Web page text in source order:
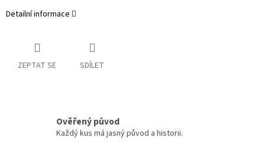
Detailní informace
ZEPTAT SE SDÍLET
Ověřený původ
Každý kus má jasný původ a historii.